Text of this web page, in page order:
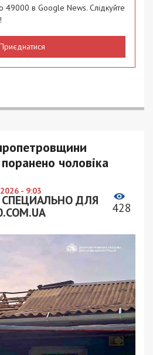
49000 в Google News. Слідкуйте
чоловіка
- 9:03
ДЛЯ
428